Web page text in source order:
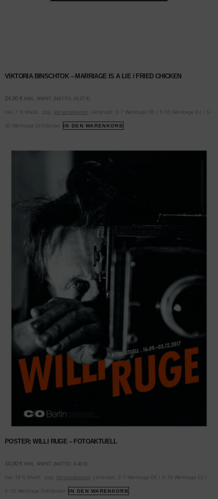
VIKTORIA BINSCHTOK – MARRIAGE IS A LIE / FRIED CHICKEN
24,90 € INKL. MWST. (NETTO: 23,27 €)
inkl. 7 % MwSt. zzgl. Versandkosten Lieferzeit: 2-7 Werktage DE / 5-10 Werktage EU / 5-
30 Werktage Drittländer IN DEN WARENKORB
POSTER: WILLI RUGE – FOTOAKTUELL
10,00 € INKL. MWST. (NETTO: 8,40 €)
inkl. 19 % MwSt. zzgl. Versandkosten Lieferzeit: 2-7 Werktage DE / 5-10 Werktage EU /
5-30 Werktage Drittländer IN DEN WARENKORB